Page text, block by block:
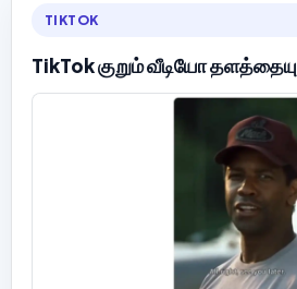
TIKTOK
TikTok குறும் வீடியோ